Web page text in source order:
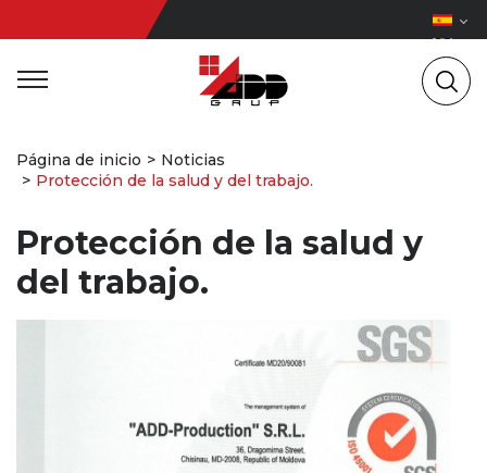
Página de inicio
Noticias
Protección de la salud y del trabajo.
Protección de la salud y
del trabajo.